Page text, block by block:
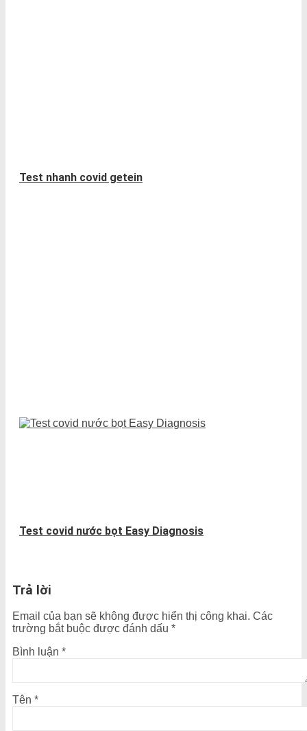
Test nhanh covid getein
Test covid nước bọt Easy Diagnosis
Trả lời
Email của bạn sẽ không được hiển thị công khai. Các
trường bắt buộc được đánh dấu *
Bình luận *
Tên *